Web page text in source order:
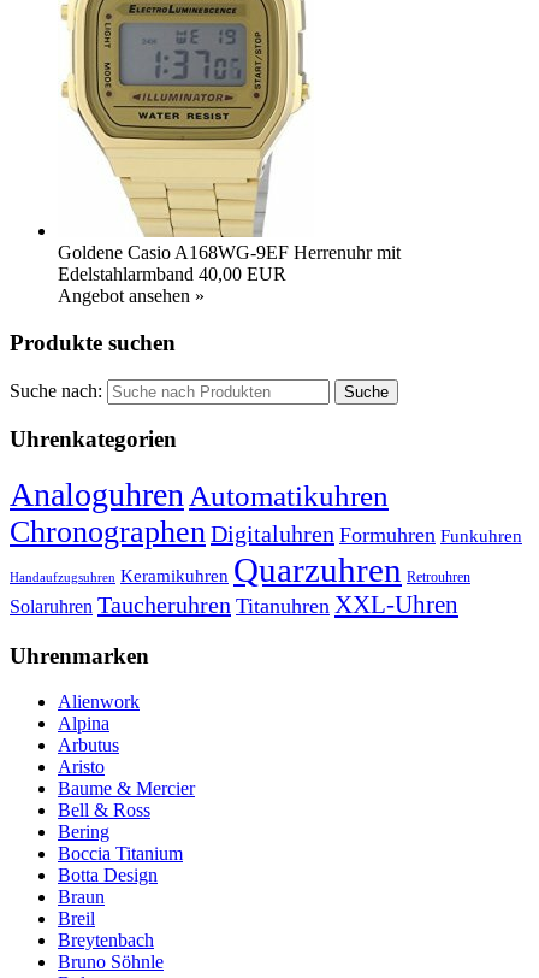
Goldene Casio A168WG-9EF Herrenuhr mit
Edelstahlarmband 40,00 EUR
Angebot ansehen »
Produkte suchen
Suche nach:
Uhrenkategorien
Analoguhren Automatikuhren
ChronographenDigitaluhren Formuhren Funkuhren
Handaufzugsuhren Keramikuhren Quarzuhren Retrouhren
Solaruhren Taucheruhren Titanuhren XXL-Uhren
Uhrenmarken
Alienwork
Alpina
Arbutus
Aristo
Baume & Mercier
Bell & Ross
Bering
Boccia Titanium
Botta Design
Braun
Breil
Breytenbach
Bruno Söhnle